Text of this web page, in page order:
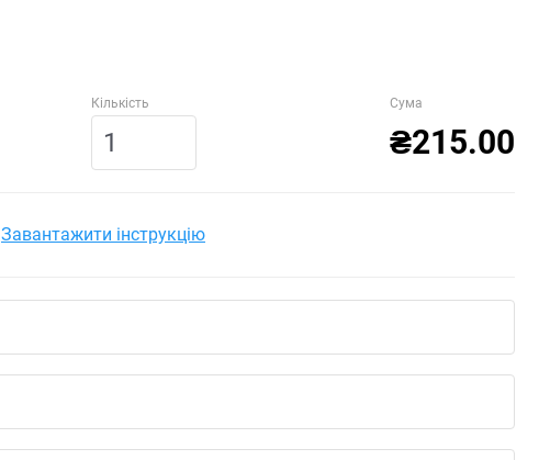
Кількість Сума
₴215.00
Завантажити інструкцію